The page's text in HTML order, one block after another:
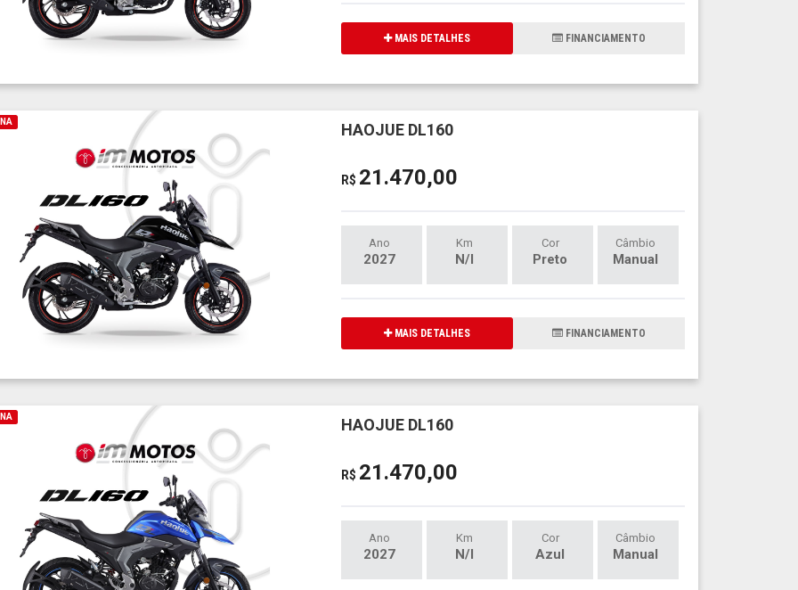
MAIS DETALHES FINANCIAMENTO
HAOJUE DL160
R$ 21.470,00
Ano
2027
Km
N/I
Cor
Preto
Câmbio
Manual
MAIS DETALHES FINANCIAMENTO
HAOJUE DL160
R$ 21.470,00
Ano
2027
Km
N/I
Cor
Azul
Câmbio
Manual